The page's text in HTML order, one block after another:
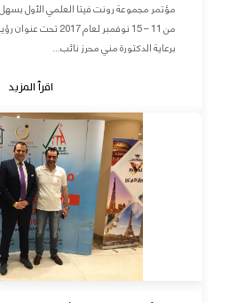
مؤتمر مجموعة رونت فيتا العلمي الأول
من 11 – 15 نوفمبر
برعاية الدكتورة مني محرز نائب...
اقرأ المزيد